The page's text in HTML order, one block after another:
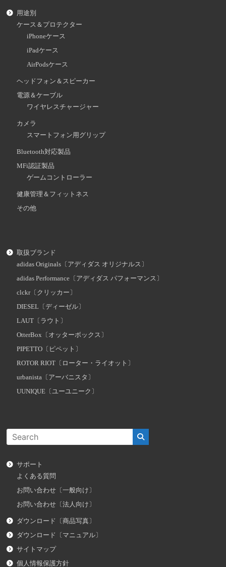
用途別
ケース＆プロテクター
iPhoneケース
iPadケース
AirPodsケース
ヘッドフォン＆スピーカー
電源＆ケーブル
ワイヤレスチャージャー
カメラ
スマートフォン用グリップ
Bluetooth対応製品
MFi認証製品
ゲームコントローラー
健康管理＆フィットネス
その他
取扱ブランド
adidas Originals〔アディダス オリジナルス〕
adidas Performance〔アディダス パフォーマンス〕
clckr〔クリッカー〕
DIESEL〔ディーゼル〕
LAUT〔ラウト〕
OtterBox〔オッターボックス〕
PIPETTO〔ピペット〕
ROTOR RIOT〔ローター・ライオット〕
urbanista〔アーバニスタ〕
UUNIQUE〔ユーユニーク〕
サポート
よくある質問
お問い合わせ〔一般向け〕
お問い合わせ〔法人向け〕
ダウンロード〔商品写真〕
ダウンロード〔マニュアル〕
サイトマップ
個人情報保護方針